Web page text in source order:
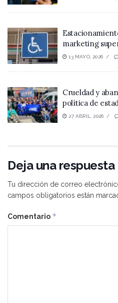
marketing
13 MAYO, 2026
Crueldad y
política de
27 ABRIL, 2026
Deja una respuesta
Tu dirección de correo
campos obligatorios están
Comentario *